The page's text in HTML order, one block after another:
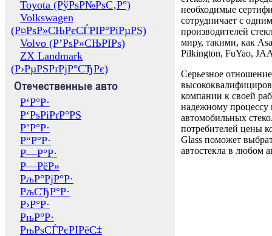
Toyota (РўРѕР№РѕС‚Р°)
Volkswagen
(Р¤РѕР»СЊРєСЃРІР°РіРµРЅ)
Volvo (Р’РѕР»СЊРІРѕ)
ZX Landmark
(Р›РµРЅРґРјР°СЂРє)
Отечественные авто
Р‘Р°Р·
Р‘РѕРіРґР°РЅ
Р’Р°Р·
Р“Р°Р·
Р—Р°Р·
Р—РёР»
РљР°РјР°Р·
РљСЂР°Р·
Р›Р°Р·
РњР°Р·
РњРѕСЃРєРІРёС‡
необходимые
сотрудничает с
производителей
миру, такими, как
Pilkington, FuYao,
Серьезное отношение
компании к своей
надежному процессу
автомобильных
потребителей цены
Glass поможет
автостекла в любом